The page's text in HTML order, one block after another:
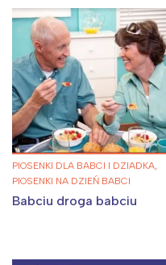
PIOSENKI DLA BABCI I DZIADKA,
PIOSENKI NA DZIEŃ BABCI
Babciu droga babciu
tego
Warszawa
Łódź
Trójmiasto
Poznań
Wrocław